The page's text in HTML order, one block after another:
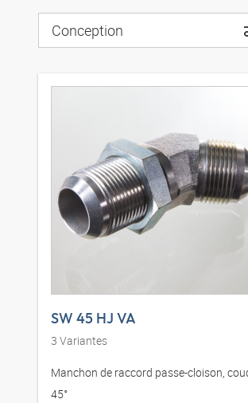
Conception
SW 45 HJ VA
3 Variantes
Manchon de raccord passe-cloison,
45°